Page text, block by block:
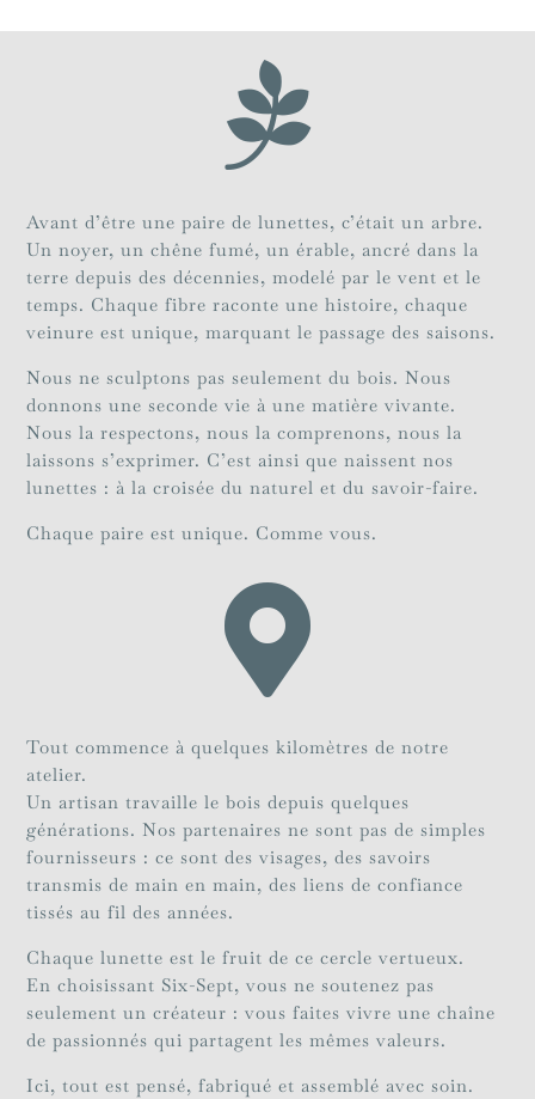

Avant d’être une paire de lunettes, c’était un arbre.
Un noyer, un chêne fumé, un érable, ancré dans la
terre depuis des décennies, modelé par le vent et le
temps. Chaque fibre raconte une histoire, chaque
veinure est unique, marquant le passage des saisons.
Nous ne sculptons pas seulement du bois. Nous
donnons une seconde vie à une matière vivante.
Nous la respectons, nous la comprenons, nous la
laissons s’exprimer. C’est ainsi que naissent nos
lunettes : à la croisée du naturel et du savoir-faire.
Chaque paire est unique. Comme vous.

Tout commence à quelques kilomètres de notre
atelier.
Un artisan travaille le bois depuis quelques
générations. Nos partenaires ne sont pas de simples
fournisseurs : ce sont des visages, des savoirs
transmis de main en main, des liens de confiance
tissés au fil des années.
Chaque lunette est le fruit de ce cercle vertueux.
En choisissant Six-Sept, vous ne soutenez pas
seulement un créateur : vous faites vivre une chaîne
de passionnés qui partagent les mêmes valeurs.
Ici, tout est pensé, fabriqué et assemblé avec soin.